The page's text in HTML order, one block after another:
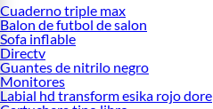
Cuaderno triple max
Balon de futbol de salon
Sofa inflable
Directv
Guantes de nitrilo negro
Monitores
Labial hd transform esika rojo dore